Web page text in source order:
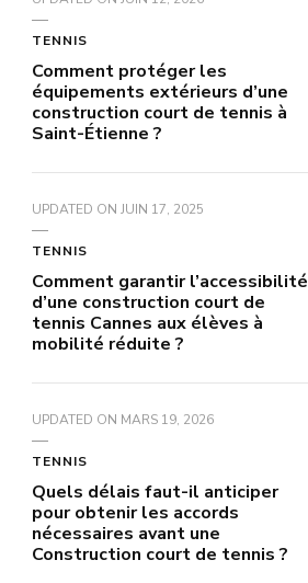
TENNIS
Comment protéger les
équipements extérieurs d’une
construction court de tennis à
Saint-Étienne ?
UPDATED ON JUIN 17, 2025
TENNIS
Comment garantir l’accessibilité
d’une construction court de
tennis Cannes aux élèves à
mobilité réduite ?
UPDATED ON MARS 19, 2026
TENNIS
Quels délais faut-il anticiper
pour obtenir les accords
nécessaires avant une
Construction court de tennis ?